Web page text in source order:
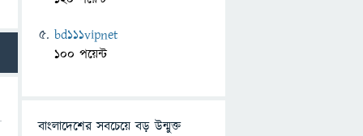
bd111vipnet
100 পয়েন্ট
বাংলাদেশের সবচেয়ে বড় উন্মুক্ত